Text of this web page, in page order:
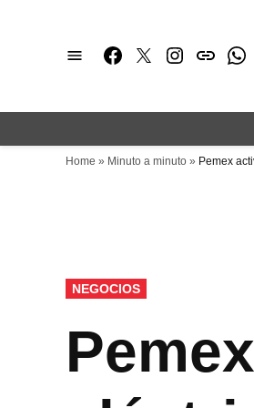
Facebook
TwitterInstagram
issuu
Home » Minuto a minuto » Pemex
PUBLICADO
EN
NEGOCIOS